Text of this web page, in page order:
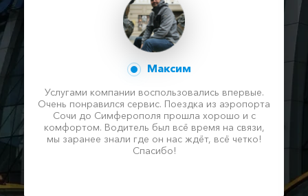
Максим
Услугами компании воспользовались впервые.
Очень понравился сервис. Поездка из аэропорта
Сочи до Симферополя прошла хорошо и с
комфортом. Водитель был всё время на связи,
мы заранее знали где он нас ждёт, всё четко!
Спасибо!